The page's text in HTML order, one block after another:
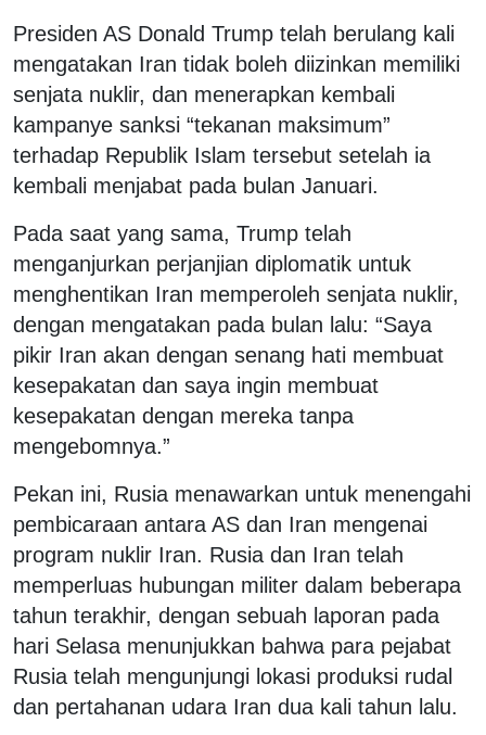
Presiden AS Donald Trump telah berulang kali
mengatakan Iran tidak boleh diizinkan memiliki
senjata nuklir, dan menerapkan kembali
kampanye sanksi “tekanan maksimum”
terhadap Republik Islam tersebut setelah ia
kembali menjabat pada bulan Januari.
Pada saat yang sama, Trump telah
menganjurkan perjanjian diplomatik untuk
menghentikan Iran memperoleh senjata nuklir,
dengan mengatakan pada bulan lalu: “Saya
pikir Iran akan dengan senang hati membuat
kesepakatan dan saya ingin membuat
kesepakatan dengan mereka tanpa
mengebomnya.”
Pekan ini, Rusia menawarkan untuk menengahi
pembicaraan antara AS dan Iran mengenai
program nuklir Iran. Rusia dan Iran telah
memperluas hubungan militer dalam beberapa
tahun terakhir, dengan sebuah laporan pada
hari Selasa menunjukkan bahwa para pejabat
Rusia telah mengunjungi lokasi produksi rudal
dan pertahanan udara Iran dua kali tahun lalu.